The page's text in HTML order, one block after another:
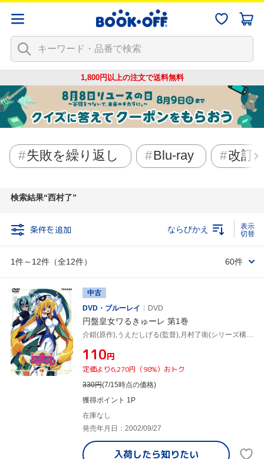
1,800円以上の注文で送料無料
失敗を繰り返し Blu-ray 改訂
検索結果 西村了
条件を追加
1件～12件（全12件）
ならびかえ
60件
中古
DVD・ブルーレイ
DVD
円盤皇女ワるきゅーレ 第1巻
介錯(原作),うえだしげる(監督),月村了衛(シリーズ構成、脚本),藤井まき(キャラクターデザイン),緒方恵美(ワルキューレ),望月久代(ワるきゅーレ),鈴村健一(時野和人),西村ちなみ(ハイドラ)
¥110円
定価より6,270円（98%）おトク
330円(7/15時点の価格)
獲得ポイント 1P
在庫なし
発売年月日：2002/09/27
入荷したら知りたい